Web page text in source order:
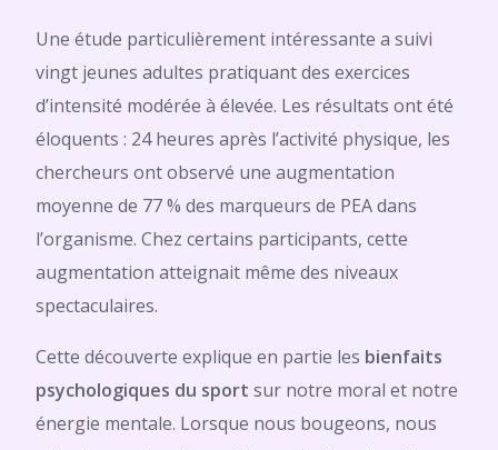
Une étude particulièrement intéressante a suivi
vingt jeunes adultes pratiquant des exercices
d’intensité modérée à élevée. Les résultats ont été
éloquents : 24 heures après l’activité physique, les
chercheurs ont observé une augmentation
moyenne de 77 % des marqueurs de PEA dans
l’organisme. Chez certains participants, cette
augmentation atteignait même des niveaux
spectaculaires.
Cette découverte explique en partie les bienfaits
psychologiques du sport sur notre moral et notre
énergie mentale. Lorsque nous bougeons, nous